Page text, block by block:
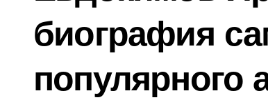
биография
популярного